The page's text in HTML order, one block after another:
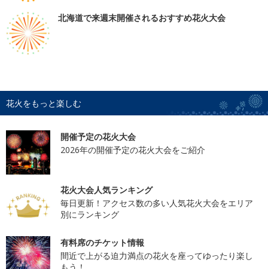
北海道で来週末開催されるおすすめ花火大会
花火をもっと楽しむ
開催予定の花火大会
2026年の開催予定の花火大会をご紹介
花火大会人気ランキング
毎日更新！アクセス数の多い人気花火大会をエリア
別にランキング
有料席のチケット情報
間近で上がる迫力満点の花火を座ってゆったり楽し